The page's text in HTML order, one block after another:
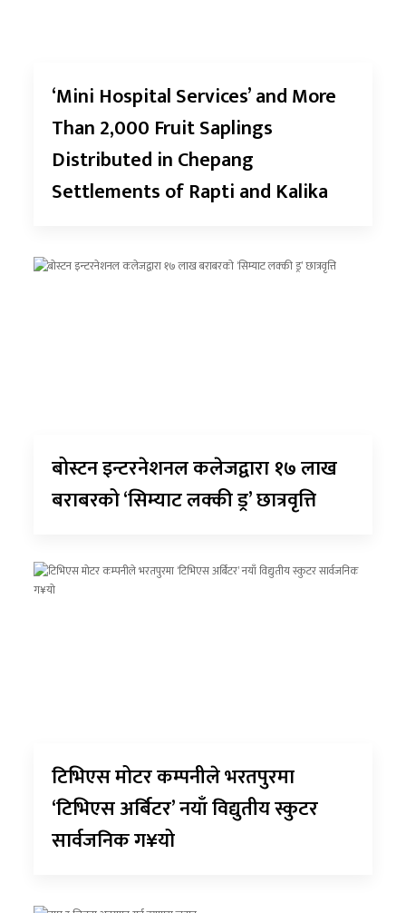
‘Mini Hospital Services’ and More
Than 2,000 Fruit Saplings
Distributed in Chepang
Settlements of Rapti and Kalika
बोस्टन इन्टरनेशनल कलेजद्वारा १७ लाख
बराबरको ‘सिम्याट लक्की ड्र’ छात्रवृत्ति
टिभिएस मोटर कम्पनीले भरतपुरमा
‘टिभिएस अर्बिटर’ नयाँ विद्युतीय स्कुटर
सार्वजनिक ग¥यो